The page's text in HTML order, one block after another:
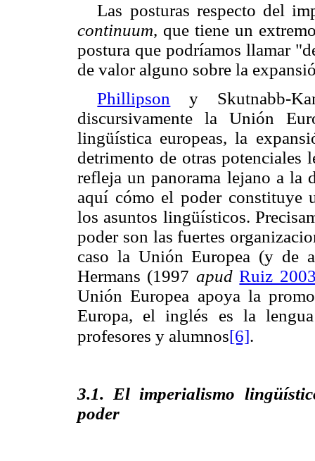
Las posturas respecto del
continuum, que tiene un
postura que podríamos llamar
de valor alguno sobre la
Phillipson y Skutnabb-
discursivamente la Unión
lingüística europeas, la
detrimento de otras potenciales
refleja un panorama lejano a la
aquí cómo el poder constituye
los asuntos lingüísticos.
poder son las fuertes
caso la Unión Europea (y de
Hermans (1997 apud Ruiz
Unión Europea apoya la
Europa, el inglés es la
profesores y alumnos[6].
3.1. El imperialismo
poder